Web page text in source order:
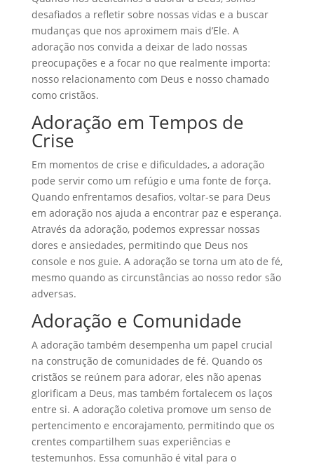
desafiados a refletir sobre nossas vidas e a buscar
mudanças que nos aproximem mais d’Ele. A
adoração nos convida a deixar de lado nossas
preocupações e a focar no que realmente importa:
nosso relacionamento com Deus e nosso chamado
como cristãos.
Adoração em Tempos de
Crise
Em momentos de crise e dificuldades, a adoração
pode servir como um refúgio e uma fonte de força.
Quando enfrentamos desafios, voltar-se para Deus
em adoração nos ajuda a encontrar paz e esperança.
Através da adoração, podemos expressar nossas
dores e ansiedades, permitindo que Deus nos
console e nos guie. A adoração se torna um ato de fé,
mesmo quando as circunstâncias ao nosso redor são
adversas.
Adoração e Comunidade
A adoração também desempenha um papel crucial
na construção de comunidades de fé. Quando os
cristãos se reúnem para adorar, eles não apenas
glorificam a Deus, mas também fortalecem os laços
entre si. A adoração coletiva promove um senso de
pertencimento e encorajamento, permitindo que os
crentes compartilhem suas experiências e
testemunhos. Essa comunhão é vital para o